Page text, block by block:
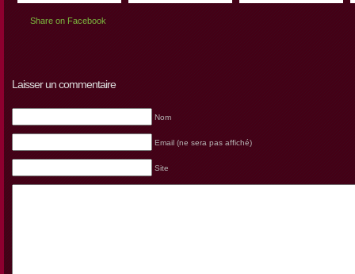
Share on Facebook
Laisser un commentaire
Nom
Email (ne sera pas affiché)
Site